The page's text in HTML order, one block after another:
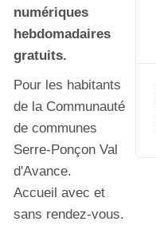
numériques
hebdomadaires
gratuits.
Pour les habitants
de la Communauté
de communes
Serre-Ponçon Val
d'Avance.
Accueil avec et
sans rendez-vous.